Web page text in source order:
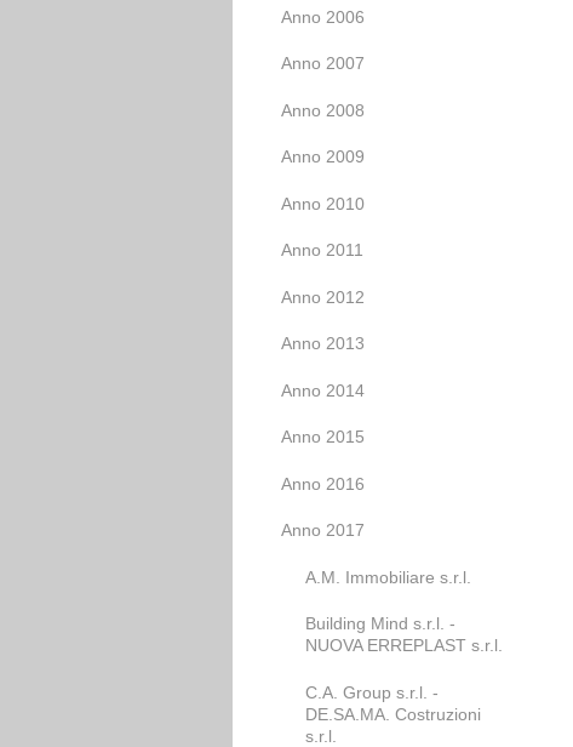
Anno 2006
Anno 2007
Anno 2008
Anno 2009
Anno 2010
Anno 2011
Anno 2012
Anno 2013
Anno 2014
Anno 2015
Anno 2016
Anno 2017
A.M. Immobiliare s.r.l.
Building Mind s.r.l. -
NUOVA ERREPLAST s.r.l.
C.A. Group s.r.l. -
DE.SA.MA. Costruzioni
s.r.l.